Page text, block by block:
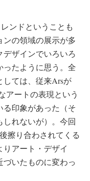
ンドということも
の領域の展示が多
ザインでいろいろ
たように思う。全
ては、従来Arsが
アートの表現という
る印象があった（そ
れないが）。今回
擦り合わされてくる
アート・デザイ
いたものに変わっ